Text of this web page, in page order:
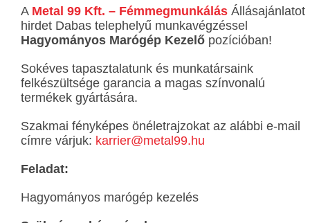
A Metal 99 Kft. – Fémmegmunkálás Állásajánlatot
hirdet Dabas telephelyű munkavégzéssel
Hagyományos Marógép Kezelő pozícióban!
Sokéves tapasztalatunk és munkatársaink
felkészültsége garancia a magas színvonalú
termékek gyártására.
Szakmai fényképes önéletrajzokat az alábbi e-mail
címre várjuk: karrier@metal99.hu
Feladat:
Hagyományos marógép kezelés